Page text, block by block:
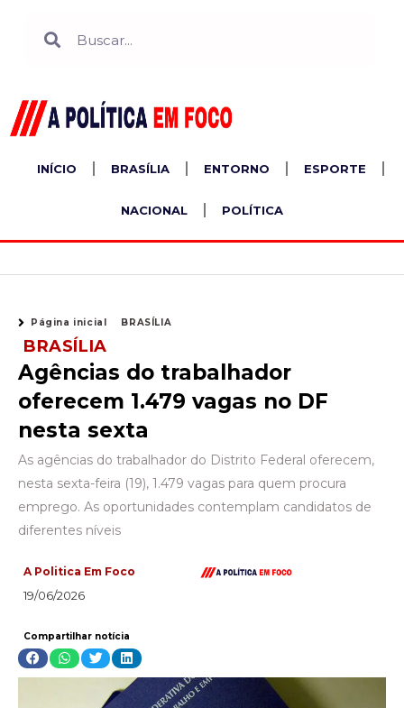
INÍCIO BRASÍLIA ENTORNO ESPORTE
NACIONAL POLÍTICA
Página inicial BRASÍLIA
BRASÍLIA
Agências do trabalhador
oferecem 1.479 vagas no DF
nesta sexta
As agências do trabalhador do Distrito Federal oferecem,
nesta sexta-feira (19), 1.479 vagas para quem procura
emprego. As oportunidades contemplam candidatos de
diferentes níveis
A Politica Em Foco
19/06/2026
Compartilhar notícia